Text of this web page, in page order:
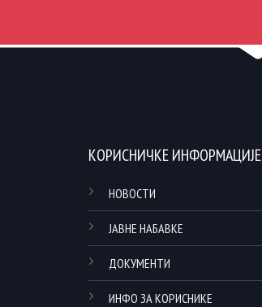
КОРИСНИЧКЕ ИНФОРМАЦИЈЕ
НОВОСТИ
ЈАВНЕ НАБАВКЕ
ДОКУМЕНТИ
ИНФО ЗА КОРИСНИКЕ